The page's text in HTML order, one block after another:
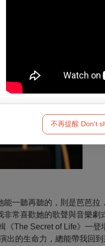
不再提醒 Don't
一聽再聽的，則是芭芭拉
非常喜歡她的歌聲與音樂
《The Secret of Life》一
出的生命力，總能帶我回